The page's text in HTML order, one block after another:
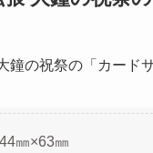
鐘の祝祭の「カード
㎜×63㎜